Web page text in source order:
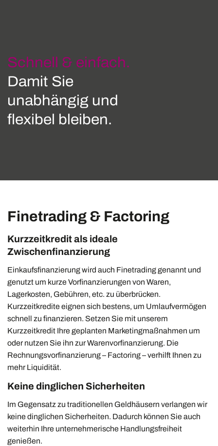
Schnell & einfach.
Damit Sie
unabhängig und
flexibel bleiben.
Finetrading & Factoring
Kurzzeitkredit als ideale
Zwischenfinanzierung
Einkaufsfinanzierung wird auch Finetrading genannt und
genutzt um kurze Vorfinanzierungen von Waren,
Lagerkosten, Gebühren, etc. zu überbrücken.
Kurzzeitkredite eignen sich bestens, um Umlaufvermögen
schnell zu finanzieren. Setzen Sie mit unserem
Kurzzeitkredit Ihre geplanten Marketingmaßnahmen um
oder nutzen Sie ihn zur Warenvorfinanzierung. Die
Rechnungsvorfinanzierung – Factoring – verhilft Ihnen zu
mehr Liquidität.
Keine dinglichen Sicherheiten
Im Gegensatz zu traditionellen Geldhäusern verlangen wir
keine dinglichen Sicherheiten. Dadurch können Sie auch
weiterhin Ihre unternehmerische Handlungsfreiheit
genießen.